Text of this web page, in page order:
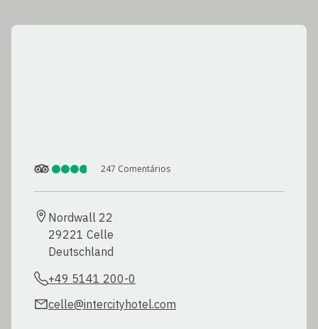
247 Comentários
Nordwall 22
29221 Celle
Deutschland
+49 5141 200-0
celle@intercityhotel.com